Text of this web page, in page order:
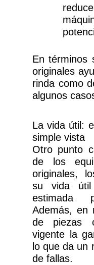
En términos
originales
rinda como
algunos
La vida útil:
simple vista
Otro punto
de los
originales,
su vida
estimada
Además, en
de piezas
vigente la
lo que da un
de fallas.